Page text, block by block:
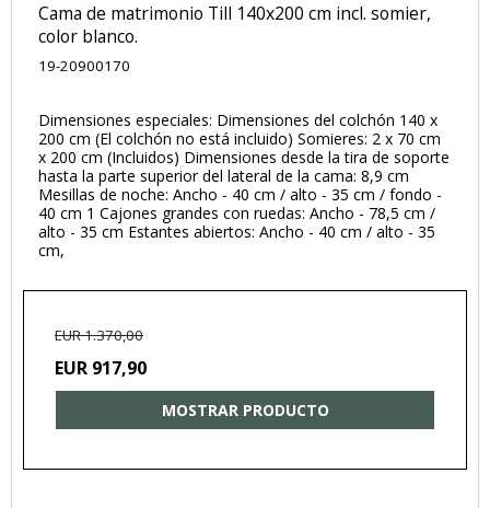
Cama de matrimonio Till 140x200 cm incl. somier,
color blanco.
19-20900170
Dimensiones especiales: Dimensiones del colchón 140 x
200 cm (El colchón no está incluido) Somieres: 2 x 70 cm
x 200 cm (Incluidos) Dimensiones desde la tira de soporte
hasta la parte superior del lateral de la cama: 8,9 cm
Mesillas de noche: Ancho - 40 cm / alto - 35 cm / fondo -
40 cm 1 Cajones grandes con ruedas: Ancho - 78,5 cm /
alto - 35 cm Estantes abiertos: Ancho - 40 cm / alto - 35
cm,
EUR 1.370,00
EUR 917,90
MOSTRAR PRODUCTO